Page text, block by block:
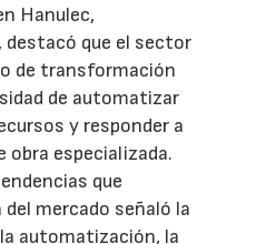
Hanulec,
destacó que el sector
de transformación
de automatizar
y responder a
obra especializada.
que
mercado señaló la
automatización, la